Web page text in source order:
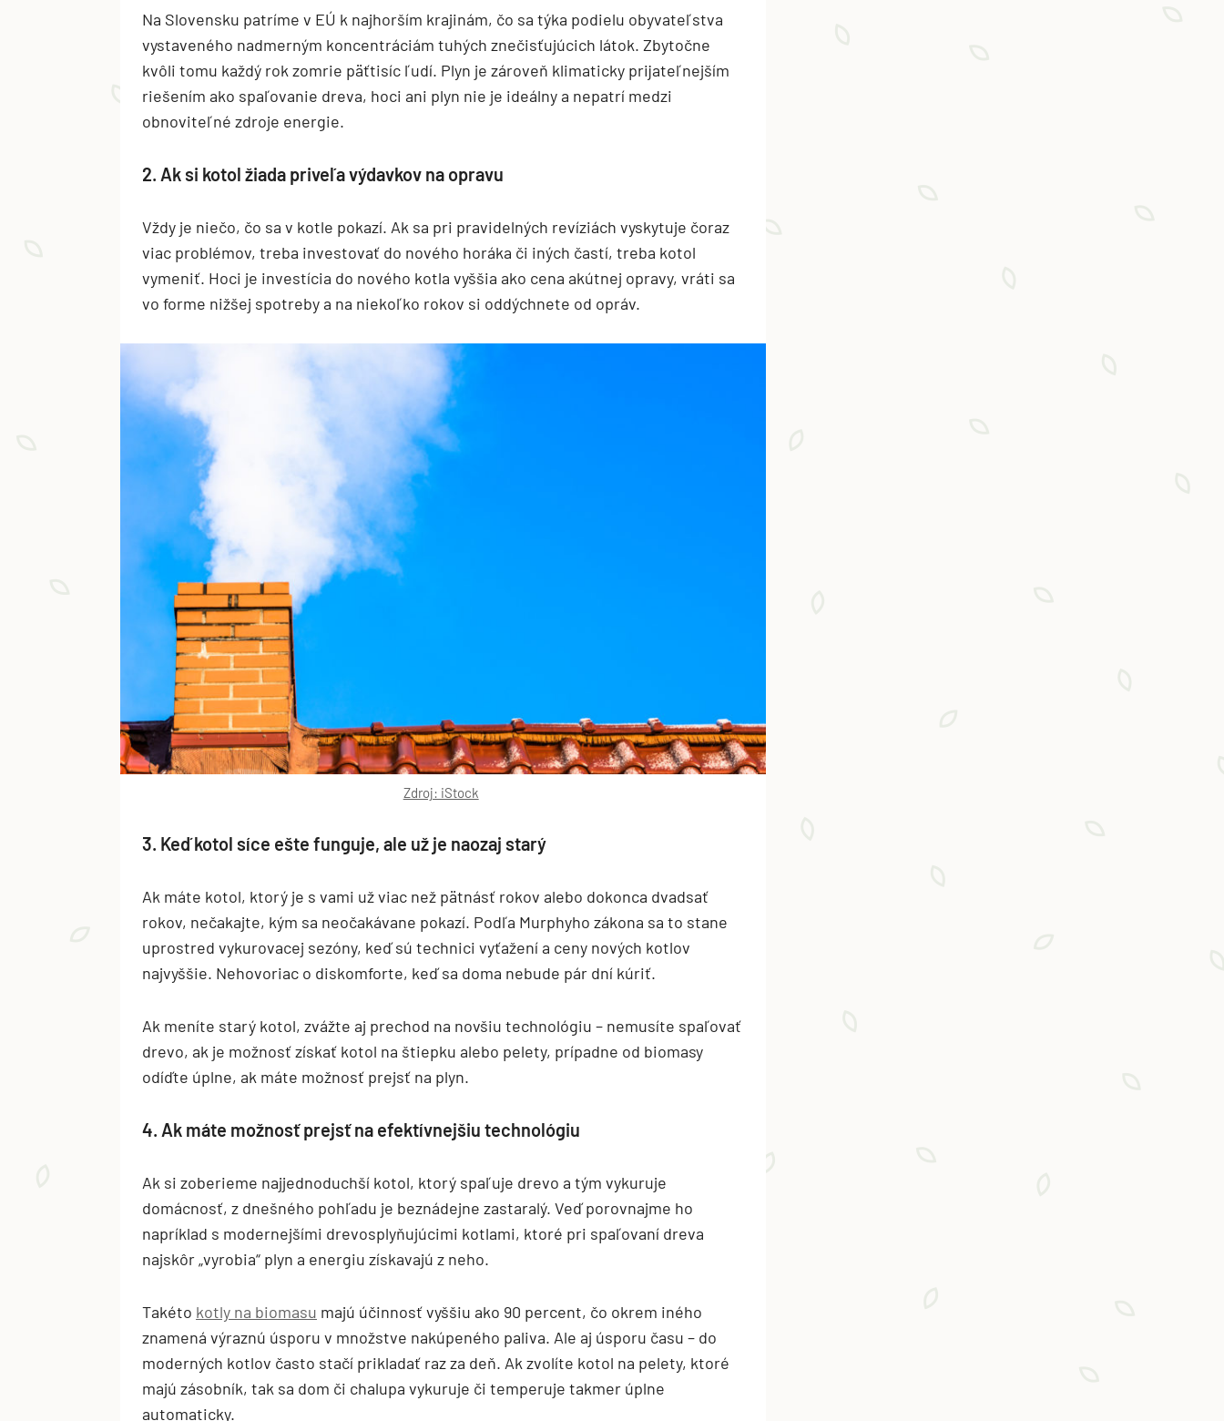
Na Slovensku patríme v EÚ k najhorším krajinám, čo sa týka podielu obyvateľstva
vystaveného nadmerným koncentráciám tuhých znečisťujúcich látok. Zbytočne
kvôli tomu každý rok zomrie päťtisíc ľudí. Plyn je zároveň klimaticky prijateľnejším
riešením ako spaľovanie dreva, hoci ani plyn nie je ideálny a nepatrí medzi
obnoviteľné zdroje energie.
2. Ak si kotol žiada priveľa výdavkov na opravu
Vždy je niečo, čo sa v kotle pokazí. Ak sa pri pravidelných revíziách vyskytuje čoraz
viac problémov, treba investovať do nového horáka či iných častí, treba kotol
vymeniť. Hoci je investícia do nového kotla vyššia ako cena akútnej opravy, vráti sa
vo forme nižšej spotreby a na niekoľko rokov si oddýchnete od opráv.
Zdroj: iStock
3. Keď kotol síce ešte funguje, ale už je naozaj starý
Ak máte kotol, ktorý je s vami už viac než pätnásť rokov alebo dokonca dvadsať
rokov, nečakajte, kým sa neočakávane pokazí. Podľa Murphyho zákona sa to stane
uprostred vykurovacej sezóny, keď sú technici vyťažení a ceny nových kotlov
najvyššie. Nehovoriac o diskomforte, keď sa doma nebude pár dní kúriť.
Ak meníte starý kotol, zvážte aj prechod na novšiu technológiu – nemusíte spaľovať
drevo, ak je možnosť získať kotol na štiepku alebo pelety, prípadne od biomasy
odíďte úplne, ak máte možnosť prejsť na plyn.
4. Ak máte možnosť prejsť na efektívnejšiu technológiu
Ak si zoberieme najjednoduchší kotol, ktorý spaľuje drevo a tým vykuruje
domácnosť, z dnešného pohľadu je beznádejne zastaralý. Veď porovnajme ho
napríklad s modernejšími drevosplyňujúcimi kotlami, ktoré pri spaľovaní dreva
najskôr „vyrobia“ plyn a energiu získavajú z neho.
Takéto kotly na biomasu majú účinnosť vyššiu ako 90 percent, čo okrem iného
znamená výraznú úsporu v množstve nakúpeného paliva. Ale aj úsporu času – do
moderných kotlov často stačí prikladať raz za deň. Ak zvolíte kotol na pelety, ktoré
majú zásobník, tak sa dom či chalupa vykuruje či temperuje takmer úplne
automaticky.